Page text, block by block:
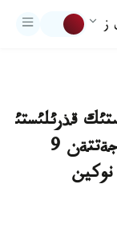
ز
ذلةستئك قذرئلئستئ
قولداؤ ءذشئن رةسپؤبليكالئق بيؤدجةتتةن 9